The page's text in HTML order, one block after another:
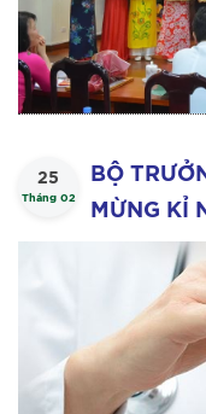
25
Tháng 02
BỘ
MỪNG KỈ
THUỐC